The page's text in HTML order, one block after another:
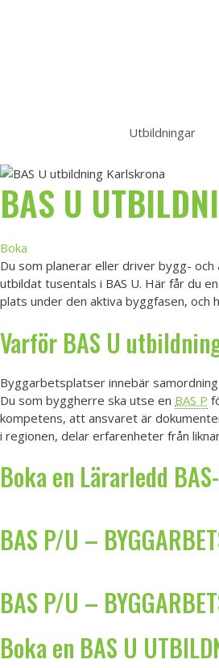
Utbildningar
BAS U
Boka
Du som planerar eller driver bygg-
utbildat tusentals i BAS U. Här får du
plats under den aktiva byggfasen, och
Varför BAS U
Byggarbetsplatser innebär
Du som byggherre ska utse en BAS P
kompetens, att ansvaret är
i regionen, delar erfarenheter från
Boka en Lärarledd
BAS P/U –
BAS P/U –
Boka en BAS U